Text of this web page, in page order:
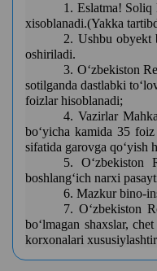
1. Eslatma! Soliq
xisoblanadi.(Yakka
2. Ushbu obyekt
oshiriladi.
3. O‘zbekiston
sotilganda dastlabki
foizlar hisoblanadi;
4. Vazirlar
bo‘yicha kamida 35
sifatida garovga qo‘yish
5. O‘zbekiston
boshlang‘ich narxi
6. Mazkur bino-
7. O‘zbekiston
bo‘lmagan shaxslar,
korxonalari